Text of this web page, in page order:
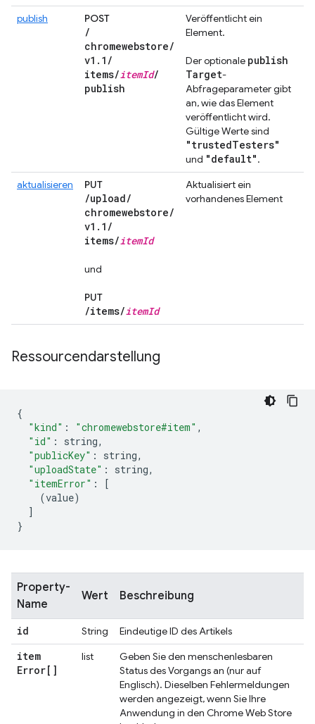
publish POST
/
chromewebstore/
v1 . 1 /
items/itemId/
publish
Veröffentlicht ein
Element.
Der optionale publish
Target-
Abfrageparameter gibt
an, wie das Element
veröffentlicht wird.
Gültige Werte sind
"trustedTesters"
und "default".
aktualisieren
PUT
/upload/
chromewebstore/
v1 . 1 /
items/itemId
und
PUT
/items/itemId
Aktualisiert ein
vorhandenes Element
Ressourcendarstellung
{
"kind" : "chromewebstore#item" ,
"id" : string,
"publicKey" : string,
"uploadState" : string,
"itemError" :
[
(value)
]
}
Property-
Name
Wert Beschreibung
id String Eindeutige ID des Artikels
item
Error[]
list
Geben Sie den menschenlesbaren
Status des Vorgangs an (nur auf
Englisch). Dieselben Fehlermeldungen
werden angezeigt, wenn Sie Ihre
Anwendung in den Chrome Web Store